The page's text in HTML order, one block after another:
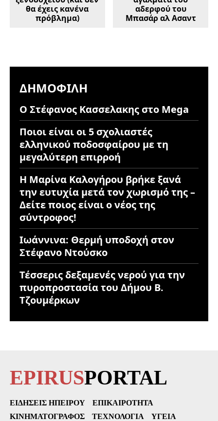
θα έχεις κανένα
πρόβλημα)
αδερφού του
Μπασάρ αλ Ασαντ
ΔΗΜΟΦΙΛΉ
Ο Στέφανος Κασσελακης στο Mega
Ποιοι είναι οι 5 σχολιαστές
ελληνικού ποδοσφαίρου με τη
μεγαλύτερη επιρροή
Η Μαρίνα Καλογήρου βρήκε ξανά
την ευτυχία μετά τον χωρισμό της –
Δείτε ποιος είναι ο νέος της
σύντροφος!
Ιωάννινα: Θερμή υποδοχή στον
Στέφανο Ντούσκο
Τέσσερις δεξαμενές νερού για την
πυροπροστασία του Δήμου Β.
Τζουμέρκων
EPIRUSPORTAL
ΕΙΔΉΣΕΙΣ ΗΠΕΊΡΟΥ
ΕΠΙΚΑΙΡΌΤΗΤΑ
ΚΙΝΗΜΑΤΟΓΡΆΦΟΣ
ΤΕΧΝΟΛΟΓΊΑ
ΥΓΕΊΑ